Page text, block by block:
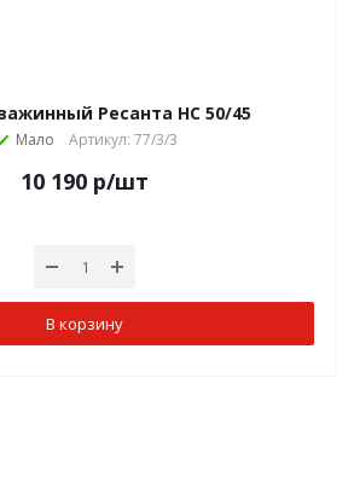
Ресанта НС 50/45
Мало Артикул: 77/3/3
10 190 р/шт
В корзину